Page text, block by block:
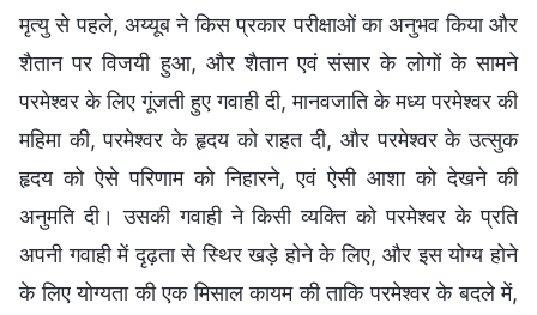
मृत्यु से पहले, अय्यूब ने किस प्रकार परीक्षाओं का अनुभव किया और
शैतान पर विजयी हुआ, और शैतान एवं संसार के लोगों के सामने
परमेश्वर के लिए गूंजती हुए गवाही दी, मानवजाति के मध्य परमेश्वर की
महिमा की, परमेश्वर के हृदय को राहत दी, और परमेश्वर के उत्सुक
हृदय को ऐसे परिणाम को निहारने, एवं ऐसी आशा को देखने की
अनुमति दी। उसकी गवाही ने किसी व्यक्ति को परमेश्वर के प्रति
अपनी गवाही में दृढ़ता से स्थिर खड़े होने के लिए, और इस योग्य होने
के लिए योग्यता की एक मिसाल कायम की ताकि परमेश्वर के बदले में,